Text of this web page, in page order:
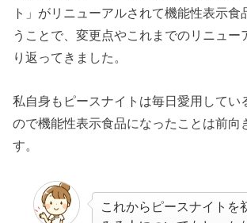
ト」がリニューアルされて機能性表示食
うことで、変更点やこれまでのリニュー
り返ってきました。
私自身もピースナイトは毎日愛用してい
ので機能性表示食品になったことは前向
す。
これからピースナイトを